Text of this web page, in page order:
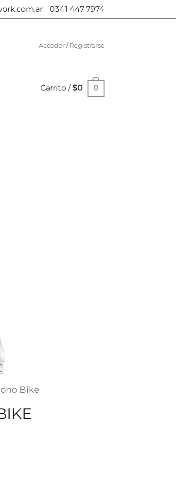
0341 447 7974
Acceder / Registrarse
Carrito /$0 0
Bike